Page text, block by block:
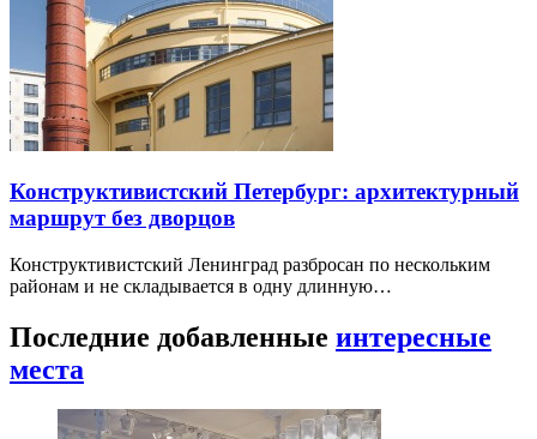
Конструктивистский Петербург: архитектурный
маршрут без дворцов
Конструктивистский Ленинград разбросан по нескольким
районам и не складывается в одну длинную…
Последние добавленные интересные
места